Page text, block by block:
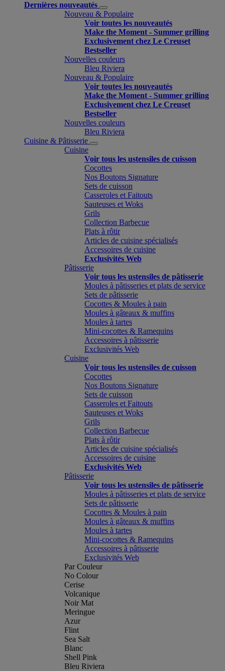
Dernières nouveautés
Nouveau & Populaire
Voir toutes les nouveautés
Make the Moment - Summer grilling
Exclusivement chez Le Creuset
Bestseller
Nouvelles couleurs
Bleu Riviera
Nouveau & Populaire
Voir toutes les nouveautés
Make the Moment - Summer grilling
Exclusivement chez Le Creuset
Bestseller
Nouvelles couleurs
Bleu Riviera
Cuisine & Pâtisserie
Cuisine
Voir tous les ustensiles de cuisson
Cocottes
Nos Boutons Signature
Sets de cuisson
Casseroles et Faitouts
Sauteuses et Woks
Grils
Collection Barbecue
Plats à rôtir
Articles de cuisine spécialisés
Accessoires de cuisine
Exclusivités Web
Pâtisserie
Voir tous les ustensiles de pâtisserie
Moules à pâtisseries et plats de service
Sets de pâtisserie
Cocottes & Moules à pain
Moules à gâteaux & muffins
Moules à tartes
Mini-cocottes & Ramequins
Accessoires à pâtisserie
Exclusivités Web
Cuisine
Voir tous les ustensiles de cuisson
Cocottes
Nos Boutons Signature
Sets de cuisson
Casseroles et Faitouts
Sauteuses et Woks
Grils
Collection Barbecue
Plats à rôtir
Articles de cuisine spécialisés
Accessoires de cuisine
Exclusivités Web
Pâtisserie
Voir tous les ustensiles de pâtisserie
Moules à pâtisseries et plats de service
Sets de pâtisserie
Cocottes & Moules à pain
Moules à gâteaux & muffins
Moules à tartes
Mini-cocottes & Ramequins
Accessoires à pâtisserie
Exclusivités Web
Par Couleur
No Colour
Cerise
Volcanique
Noir Mat
Meringue
Azur
Flint
Sea Salt
Blanc
Shell Pink
Bleu Riviera